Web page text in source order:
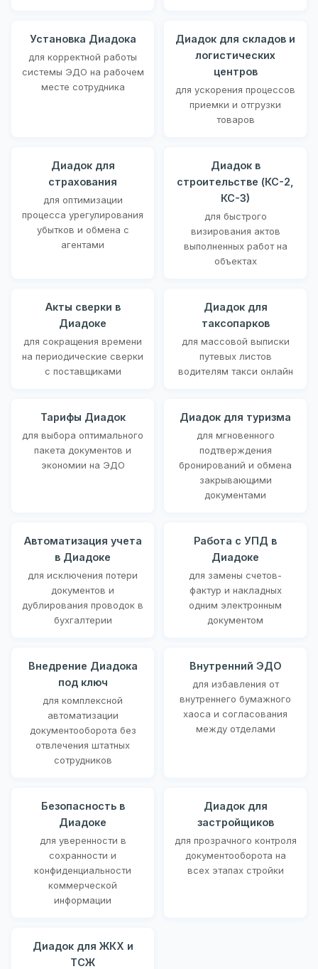
Установка Диадока
для корректной работы
системы ЭДО на рабочем
месте сотрудника
Диадок для складов и
логистических
центров
для ускорения процессов
приемки и отгрузки
товаров
Диадок для
страхования
для оптимизации
процесса урегулирования
убытков и обмена с
агентами
Диадок в
строительстве (КС-2,
КС-3)
для быстрого
визирования актов
выполненных работ на
объектах
Акты сверки в
Диадоке
для сокращения времени
на периодические сверки
с поставщиками
Диадок для
таксопарков
для массовой выписки
путевых листов
водителям такси онлайн
Тарифы Диадок
для выбора оптимального
пакета документов и
экономии на ЭДО
Диадок для туризма
для мгновенного
подтверждения
бронирований и обмена
закрывающими
документами
Автоматизация учета
в Диадоке
для исключения потери
документов и
дублирования проводок в
бухгалтерии
Работа с УПД в
Диадоке
для замены счетов-
фактур и накладных
одним электронным
документом
Внедрение Диадока
под ключ
для комплексной
автоматизации
документооборота без
отвлечения штатных
сотрудников
Внутренний ЭДО
для избавления от
внутреннего бумажного
хаоса и согласования
между отделами
Безопасность в
Диадоке
для уверенности в
сохранности и
конфиденциальности
коммерческой
информации
Диадок для
застройщиков
для прозрачного контроля
документооборота на
всех этапах стройки
Диадок для ЖКХ и
ТСЖ